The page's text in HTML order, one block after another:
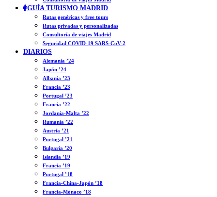
GUÍA TURISMO MADRID
Rutas genéricas y free tours
Rutas privadas y personalizadas
Consultoría de viajes Madrid
Seguridad COVID-19 SARS-CoV-2
DIARIOS
Alemania ’24
Japón ’24
Albania ’23
Francia ’23
Portugal ’23
Francia ’22
Jordania-Malta ’22
Rumanía ’22
Austria ’21
Portugal ’21
Bulgaria ’20
Islandia ’19
Francia ’19
Portugal ’18
Francia-China-Japón ’18
Francia-Mónaco ’18